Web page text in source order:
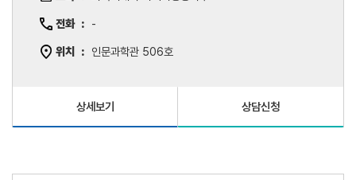
전화 -
위치 인문과학관 506호
상세보기 상담신청